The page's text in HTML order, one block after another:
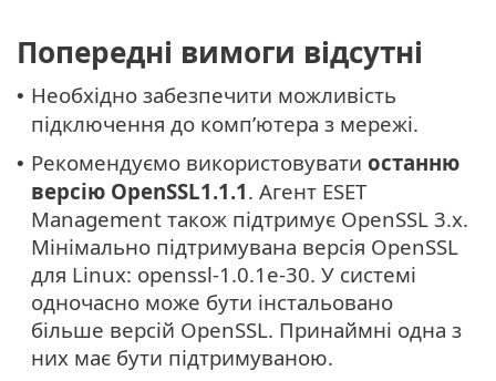
Попередні вимоги відсутні
• Необхідно забезпечити можливість
підключення до комп’ютера з мережі.
• Рекомендуємо використовувати останню
версію OpenSSL1.1.1. Агент ESET
Management також підтримує OpenSSL 3.x.
Мінімально підтримувана версія OpenSSL
для Linux: openssl-1.0.1e-30. У системі
одночасно може бути інстальовано
більше версій OpenSSL. Принаймні одна з
них має бути підтримуваною.